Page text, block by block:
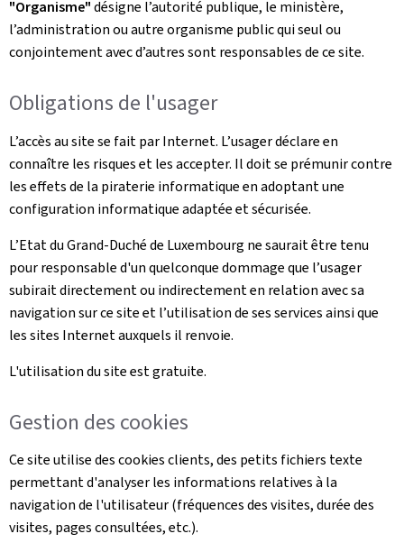
"Organisme"désigne l’autorité publique, le ministère,
l’administration ou autre organisme public qui seul ou
conjointement avec d’autres sont responsables de ce site.
Obligations de l'usager
L’accès au site se fait par Internet. L’usager déclare en
connaître les risques et les accepter. Il doit se prémunir contre
les effets de la piraterie informatique en adoptant une
configuration informatique adaptée et sécurisée.
L’Etat du Grand-Duché de Luxembourg ne saurait être tenu
pour responsable d'un quelconque dommage que l’usager
subirait directement ou indirectement en relation avec sa
navigation sur ce site et l’utilisation de ses services ainsi que
les sites Internet auxquels il renvoie.
L'utilisation du site est gratuite.
Gestion des cookies
Ce site utilise des cookies clients, des petits fichiers texte
permettant d'analyser les informations relatives à la
navigation de l'utilisateur (fréquences des visites, durée des
visites, pages consultées, etc.).